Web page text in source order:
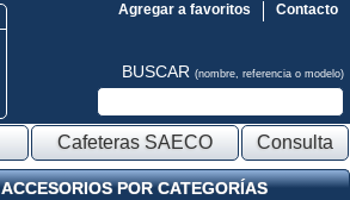
Contacto
Agregar a favoritos
BUSCAR (nombre, referencia o modelo)
Cafeteras SAECO Consulta
ACCESORIOS POR CATEGORÍAS